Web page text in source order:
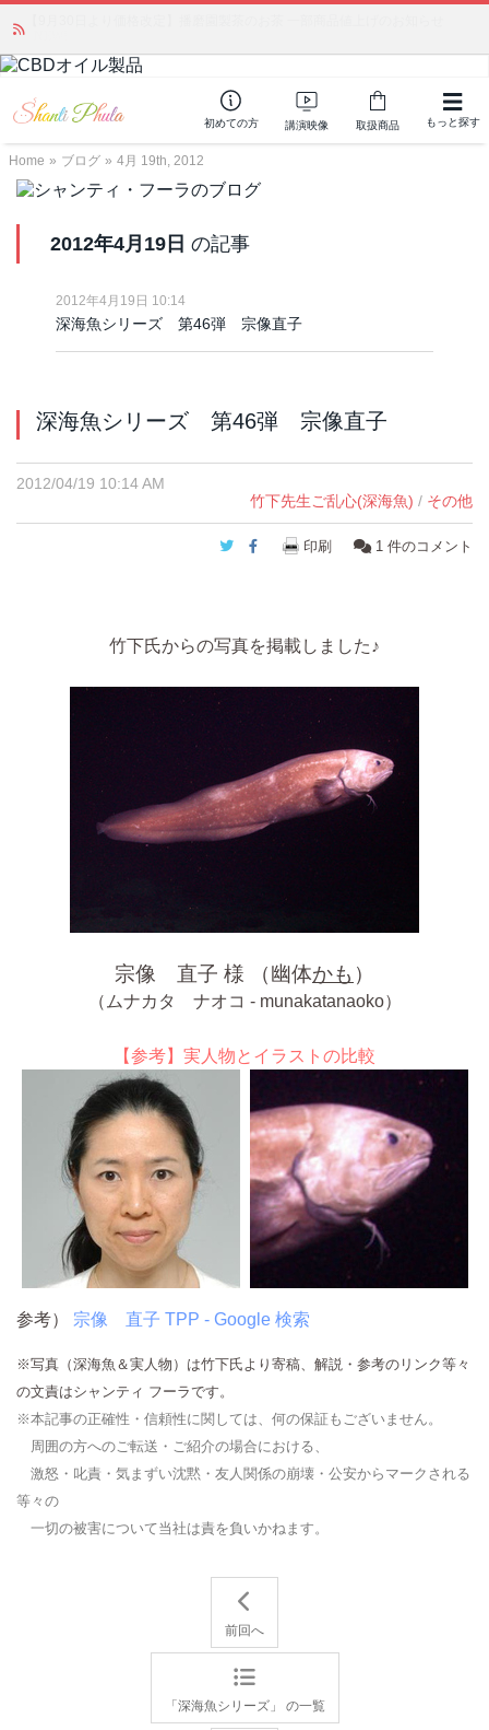
初めての方 講演映像 取扱商品 もっと探す
Home » ブログ » 4月 19th, 2012
2012年4月19日 の記事
2012年4月19日 10:14
深海魚シリーズ 第46弾 宗像直子
深海魚シリーズ 第46弾 宗像直子
2012/04/19 10:14 AM
竹下先生ご乱心(深海魚) / その他
Twitter
Facebook
印刷 1 件のコメント
竹下氏からの写真を掲載しました♪
宗像 直子 様 （幽体かも ）
（ムナカタ ナオコ - munakatanaoko）
【参考】実人物とイラストの比較
参考） 宗像 直子 TPP - Google 検索
※写真（深海魚＆実人物）は竹下氏より寄稿、解説・参考のリンク等々
の文責はシャンティ フーラです。
※本記事の正確性・信頼性に関しては、何の保証もございません。
周囲の方へのご転送・ご紹介の場合における、
激怒・叱責・気まずい沈黙・友人関係の崩壊・公安からマークされる
等々の
一切の被害について当社は責を負いかねます。
前回へ
「深海魚シリーズ」 の一覧